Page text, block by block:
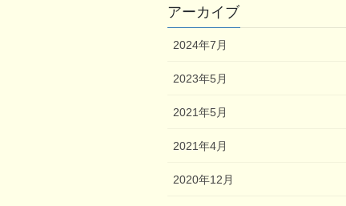
アーカイブ
2024年7月
2023年5月
2021年5月
2021年4月
2020年12月